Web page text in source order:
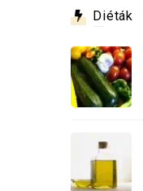
Diéták